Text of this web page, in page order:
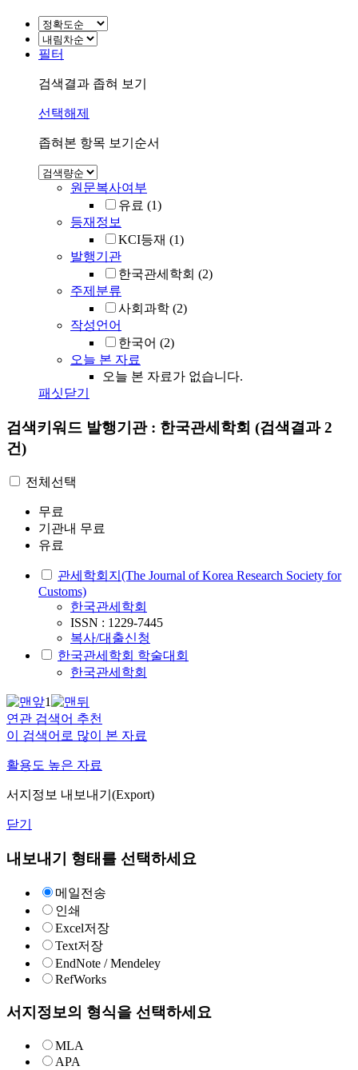
필터
검색결과 좁혀 보기
선택해제
좁혀본 항목 보기순서
원문복사여부
유료 (1)
등재정보
KCI등재 (1)
발행기관
한국관세학회 (2)
주제분류
사회과학 (2)
작성언어
한국어 (2)
오늘 본 자료
오늘 본 자료가 없습니다.
패싯닫기
검색키워드 발행기관 : 한국관세학회 (검색결과 2
건)
전체선택
무료
기관내 무료
유료
관세학회지(The Journal of Korea Research Society for
Customs)
한국관세학회
ISSN : 1229-7445
복사/대출신청
한국관세학회 학술대회
한국관세학회
1
연관 검색어 추천
이 검색어로 많이 본 자료
활용도 높은 자료
서지정보 내보내기(Export)
닫기
내보내기 형태를 선택하세요
메일전송
인쇄
Excel저장
Text저장
EndNote / Mendeley
RefWorks
서지정보의 형식을 선택하세요
MLA
APA